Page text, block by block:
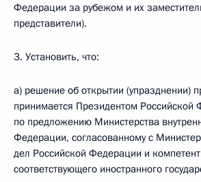
Федерации за рубежом и их
представители).
3. Установить, что:
а) решение об открытии (упразднении)
принимается Президентом Российской
по предложению Министерства
Федерации, согласованному с
дел Российской Федерации и
соответствующего иностранного